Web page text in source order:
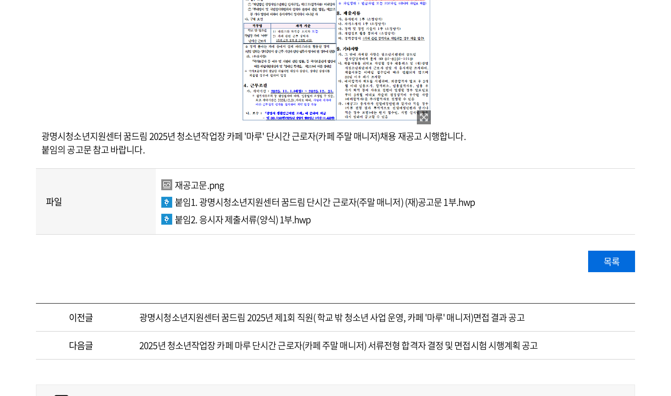
광명시청소년지원센터 꿈드림 2025년 청소년작업장 카페 '마루' 단시간 근로자(카페 주말 매니저)채용 재공고 시행합니다.
붙임의 공고문 참고 바랍니다.
파일
재공고문.png
붙임1. 광명시청소년지원센터 꿈드림 단시간 근로자(주말 매니저) (재)공고문 1부.hwp
붙임2. 응시자 제출서류(양식) 1부.hwp
목록
이전글 광명시청소년지원센터 꿈드림 2025년 제1회 직원( 학교 밖 청소년 사업 운영, 카페 '마루' 매니저)면접 결과 공고
다음글 2025년 청소년작업장 카페 마루 단시간 근로자(카페 주말 매니저) 서류전형 합격자 결정 및 면접시험 시행계획 공고